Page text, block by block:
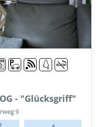
- "Glücksgriff"
9